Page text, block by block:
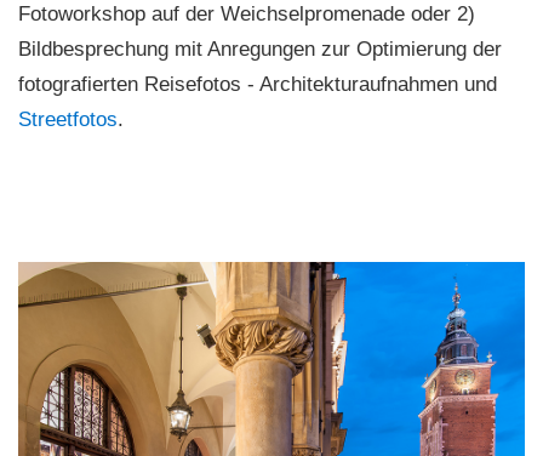
Fotoworkshop auf der Weichselpromenade oder 2)
Bildbesprechung mit Anregungen zur Optimierung der
fotografierten Reisefotos - Architekturaufnahmen und
Streetfotos.